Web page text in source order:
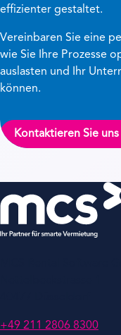
effizienter gestaltet.
Vereinbaren Sie eine
wie Sie Ihre Prozesse
auslasten und Ihr
können.
Kontaktieren Sie
+49 211 2806 8300